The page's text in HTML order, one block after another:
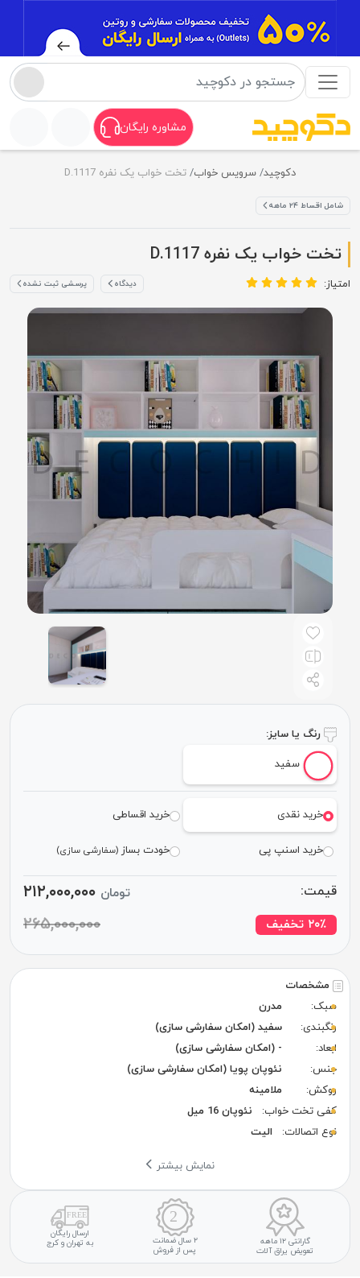
مشاوره رایگان
دکوچید سرویس خواب تخت خواب یک نفره D.1117
شامل اقساط ۲۴ ماهه
تخت خواب یک نفره D.1117
امتیاز: دیدگاه پرسشی ثبت نشده
مشخصات
سبک:
مدرن
رنگبندی:
سفید (امکان سفارشی سازی)
ابعاد:
- (امکان سفارشی سازی)
جنس:
نئوپان پویا (امکان سفارشی سازی)
روکش:
ملامینه
کفی تخت خواب:
نئوپان 16 میل
نوع اتصالات:
الیت
نمایش بیشتر
گارانتی ۱۲ ماهه
تعویض یراق آلات
۲ سال ضمانت
پس از فروش
ارسال رایگان
به تهران و کرج
رنگ یا سایز:
سفید
خرید نقدی خرید اقساطی
خرید اسنپ پی خودت بساز(سفارشی سازی)
قیمت: تومان ۲۱۲,۰۰۰,۰۰۰
۲۰٪ تخفیف ۲۶۵,۰۰۰,۰۰۰